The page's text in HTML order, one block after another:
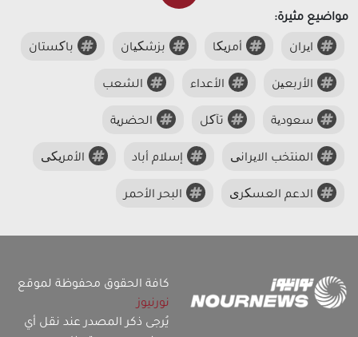
مواضيع مثيرة:
ایران أمریکا بزشکیان باکستان
الأربعین الأعداء الشعب
سعودیة تآکل الحضریة
المنتخب الایرانی إسلام أباد الأمریکی
الدعم العسکری البحر الأحمر
كافة الحقوق محفوظة لموقع
نورنيوز
يُرجى ذكر المصدر عند نقل أي